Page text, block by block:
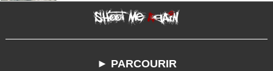
► PARCOURIR